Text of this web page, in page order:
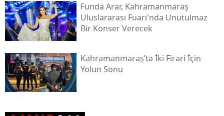
Funda Arar, Kahramanmaraş
Uluslararası Fuarı'nda Unutulmaz
Bir Konser Verecek
Kahramanmaraş’ta İki Firari İçin
Yolun Sonu